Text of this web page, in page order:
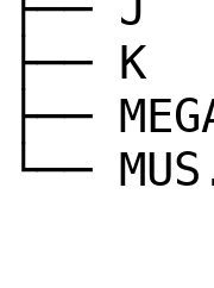
├── K
├──
└──